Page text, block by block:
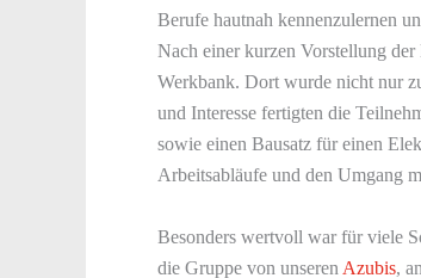
Berufe hautnah kennenzulernen
Nach einer kurzen Vorstellung
Werkbank. Dort wurde nicht nur
und Interesse fertigten die
sowie einen Bausatz für einen
Arbeitsabläufe und den Umgang
Besonders wertvoll war für viele
die Gruppe von unseren Azubis,